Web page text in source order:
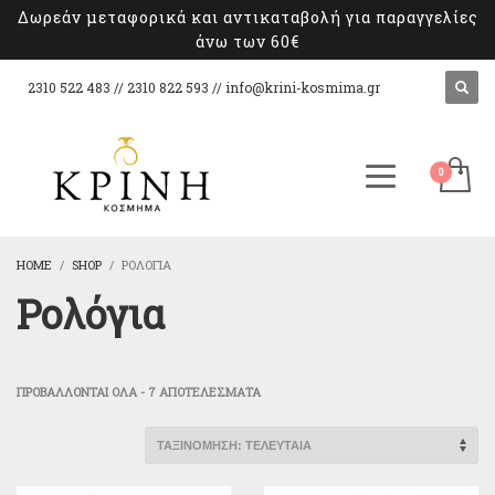
Δωρεάν μεταφορικά και αντικαταβολή για παραγγελίες
άνω των 60€
2310 522 483 // 2310 822 593 // info@krini-kosmima.gr
HOME SHOP ΡΟΛΌΓΙΑ
Ρολόγια
ΠΡΟΒΆΛΛΟΝΤΑΙ ΌΛΑ - 7 ΑΠΟΤΕΛΈΣΜΑΤΑSORTED
LATEST